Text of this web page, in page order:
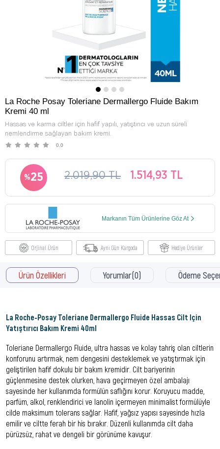
La Roche Posay Toleriane Dermallergo Fluide Bakım
Kremi 40 ml
Hassas ve karma ciltler için hafif yapılı, yatıştırıcı ve uzun süreli
nemlendirme sağlayan bakım kremi.
0.0
25 2.019,90 TL 1.514,93 TL
Markanın Tüm Ürünlerine Göz At
Orjinal Ürün Aynı Gün Kargoda Hediye Ürünler
Ürün Özellikleri Yorumlar(0) Ödeme
La Roche-Posay Toleriane Dermallergo Fluide Hassas Cilt Için
Yatıştırıcı Bakım Kremi 40ml
Toleriane Dermallergo Fluide, ultra hassas ve kolay tahriş olan ciltlerin
konforunu artırmak, nem dengesini desteklemek ve yatıştırmak için
geliştirilen hafif dokulu bir bakım kremidir. Cilt bariyerinin
güçlenmesine destek olurken, hava geçirmeyen özel ambalajı
sayesinde her kullanımda formülün saflığını korur. Koruyucu madde,
parfüm, alkol, renklendirici ve lanolin içermeyen minimalist formülüyle
cilde maksimum tolerans sağlar. Hafif, yağsız yapısı sayesinde hızla
emilir ve ciltte ferah bir his bırakır. Düzenli kullanımda cilt daha
pürüzsüz, rahat ve dengeli bir görünüme kavuşur.